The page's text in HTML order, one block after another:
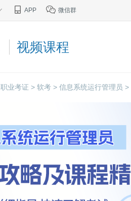
APP 微信群
视频课程
职业考证 > 软考 > 信息系统运行管理员 >